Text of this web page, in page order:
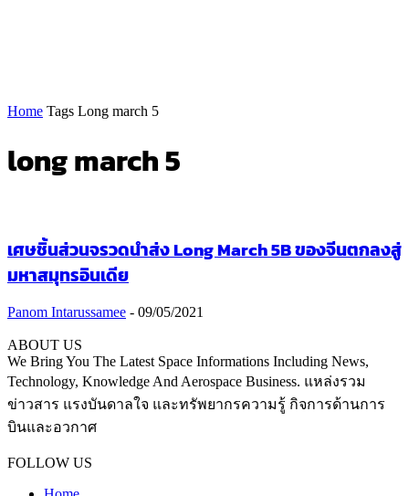
Home Tags Long march 5
long march 5
เศษชิ้นส่วนจรวดนำส่ง Long March 5B ของจีนตกลงสู่
มหาสมุทรอินเดีย
Panom Intarussamee - 09/05/2021
ABOUT US
We Bring You The Latest Space Informations Including News,
Technology, Knowledge And Aerospace Business. แหล่งรวม
ข่าวสาร แรงบันดาลใจ และทรัพยากรความรู้ กิจการด้านการ
บินและอวกาศ
FOLLOW US